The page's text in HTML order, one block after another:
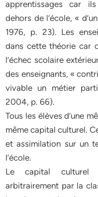
apprentissages car
dehors de l’école, «
1976, p. 23). Les
dans cette théorie car
l’échec scolaire
des enseignants, «
vivable un métier
2004, p. 66).
Tous les élèves d’une
même capital culturel.
et assimilation sur un
l’école.
Le capital culturel
arbitrairement par la